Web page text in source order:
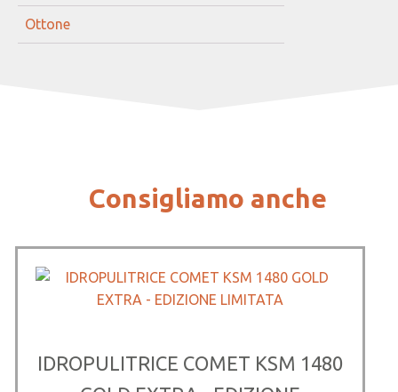
Ottone
Consigliamo anche
IDROPULITRICE COMET KSM 1480